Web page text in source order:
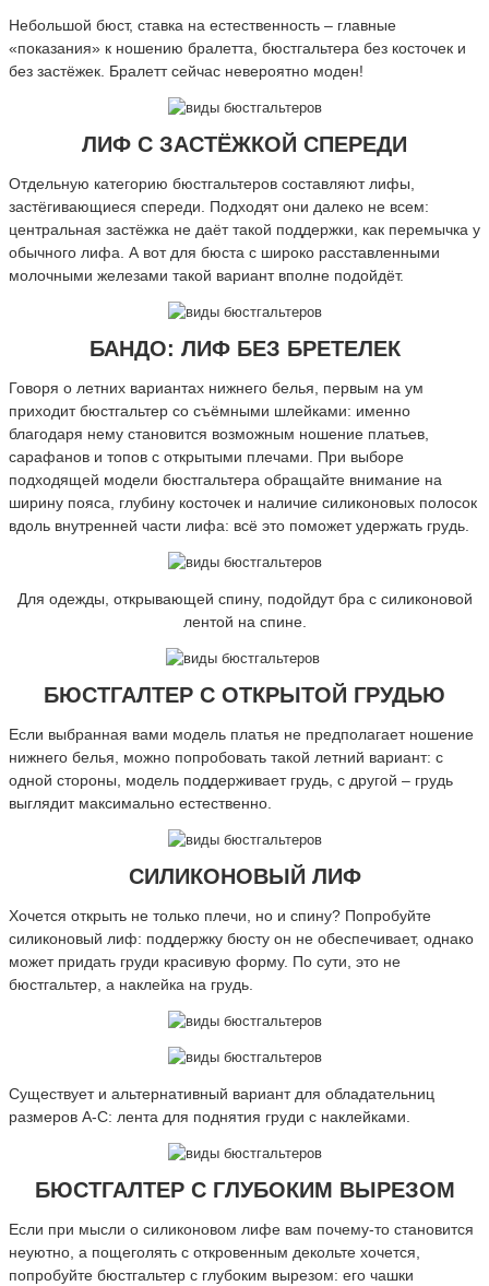
Небольшой бюст, ставка на естественность – главные
«показания» к ношению бралетта, бюстгальтера без косточек и
без застёжек. Бралетт сейчас невероятно моден!
ЛИФ С ЗАСТЁЖКОЙ СПЕРЕДИ
Отдельную категорию бюстгальтеров составляют лифы,
застёгивающиеся спереди. Подходят они далеко не всем:
центральная застёжка не даёт такой поддержки, как перемычка у
обычного лифа. А вот для бюста с широко расставленными
молочными железами такой вариант вполне подойдёт.
БАНДО: ЛИФ БЕЗ БРЕТЕЛЕК
Говоря о летних вариантах нижнего белья, первым на ум
приходит бюстгальтер со съёмными шлейками: именно
благодаря нему становится возможным ношение платьев,
сарафанов и топов с открытыми плечами. При выборе
подходящей модели бюстгальтера обращайте внимание на
ширину пояса, глубину косточек и наличие силиконовых полосок
вдоль внутренней части лифа: всё это поможет удержать грудь.
Для одежды, открывающей спину, подойдут бра с силиконовой
лентой на спине.
БЮСТГАЛТЕР С ОТКРЫТОЙ ГРУДЬЮ
Если выбранная вами модель платья не предполагает ношение
нижнего белья, можно попробовать такой летний вариант: с
одной стороны, модель поддерживает грудь, с другой – грудь
выглядит максимально естественно.
СИЛИКОНОВЫЙ ЛИФ
Хочется открыть не только плечи, но и спину? Попробуйте
силиконовый лиф: поддержку бюсту он не обеспечивает, однако
может придать груди красивую форму. По сути, это не
бюстгальтер, а наклейка на грудь.
Существует и альтернативный вариант для обладательниц
размеров А-С: лента для поднятия груди с наклейками.
БЮСТГАЛТЕР С ГЛУБОКИМ ВЫРЕЗОМ
Если при мысли о силиконовом лифе вам почему-то становится
неуютно, а пощеголять с откровенным декольте хочется,
попробуйте бюстгальтер с глубоким вырезом: его чашки